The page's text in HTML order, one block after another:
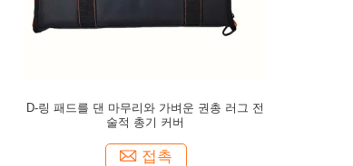
D-링 패드를 댄 마무리와 가벼운 권총 러그 전
술적 총기 커버
접촉